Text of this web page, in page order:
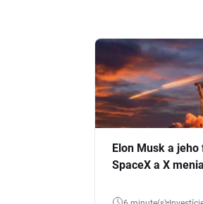
Elon Musk a
SpaceX a X